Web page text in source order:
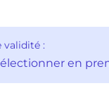
validité :
en